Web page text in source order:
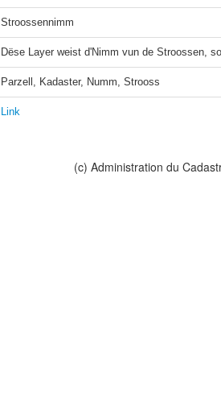
Stroossennimm
Dëse Layer weist d'Nimm vun de Stroossen,
Parzell, Kadaster, Numm, Strooss
Link
(c) Administration du